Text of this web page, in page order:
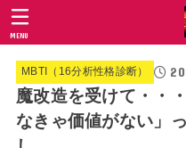
MENU
MBTI（16分析性格診断）
魔改造を受けて・・
なきゃ価値がない」